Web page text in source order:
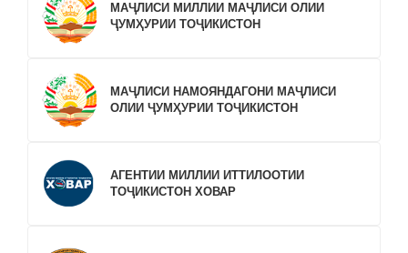
МАҶЛИСИ МИЛЛИИ МАҶЛИСИ ОЛИИ
ҶУМҲУРИИ ТОҶИКИСТОН
МАҶЛИСИ НАМОЯНДАГОНИ МАҶЛИСИ
ОЛИИ ҶУМҲУРИИ ТОҶИКИСТОН
АГЕНТИИ МИЛЛИИ ИТТИЛООТИИ
ТОҶИКИСТОН ХОВАР